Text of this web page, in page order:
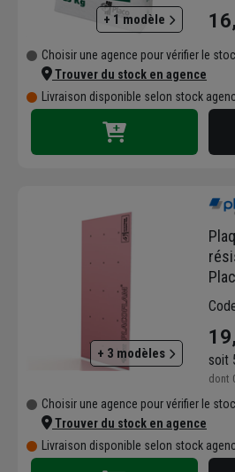
+ 1 modèle
Choisir une agence pour vérifier le
Trouver du stock en agence
Livraison disponible selon stock
+ 3 modèles
x
soit
dont
Choisir une agence pour vérifier le
Trouver du stock en agence
Livraison disponible selon stock